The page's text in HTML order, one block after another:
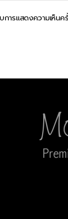
การแสดงความเห็นค